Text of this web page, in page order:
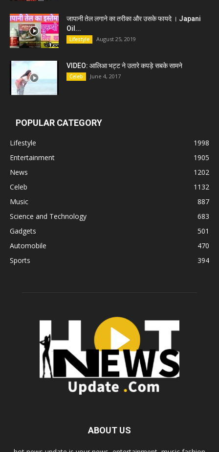
जापानी तेल लगाने का तरीका और उसके फायदे । Japani
Oil...
Lifestyle August 25, 2019
VIDEO: आलिआ भट्ट ने उतारे कपड़े सबके सामने
Celeb June 4, 2017
POPULAR CATEGORY
Lifestyle
1998
Entertainment
1905
News
1202
Celeb
1132
Music
887
Science and Technology
683
Gadgets
501
Automobile
470
Sports
394
ABOUT US